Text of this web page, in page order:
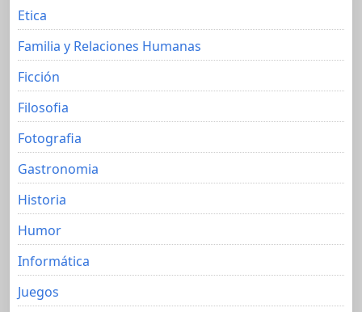
Etica
Familia y Relaciones Humanas
Ficción
Filosofia
Fotografia
Gastronomia
Historia
Humor
Informática
Juegos